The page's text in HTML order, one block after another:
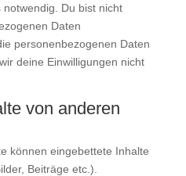
Du bist nicht
Daten
personenbezogenen Daten
deine Einwilligungen nicht
von anderen
können eingebettete Inhalte
Beiträge etc.).